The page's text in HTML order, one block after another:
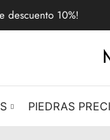
descuento 10%!
PIEDRAS